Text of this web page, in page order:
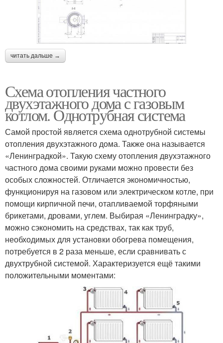
читать дальше →
Схема отопления частного
двухэтажного дома с газовым
котлом. Однотрубная система
Самой простой является схема однотрубной системы
отопления двухэтажного дома. Также она называется
«Ленинградкой». Такую схему отопления двухэтажного
частного дома своими руками можно провести без
особых сложностей. Отличается экономичностью,
функционируя на газовом или электрическом котле, при
помощи кирпичной печи, отапливаемой торфяными
брикетами, дровами, углем. Выбирая «Ленинградку»,
можно сэкономить на средствах, так как труб,
необходимых для установки обогрева помещения,
потребуется в 2 раза меньше, если сравнивать с
двухтрубной системой. Характеризуется ещё такими
положительными моментами: